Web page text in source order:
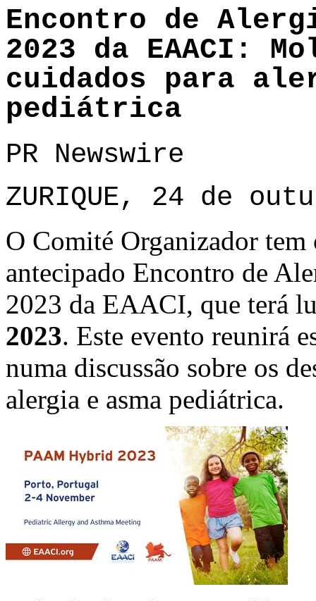
Encontro de
2023 da EAACI:
cuidados para
pediátrica
PR Newswire
ZURIQUE, 24 de
O Comité Organizador
antecipado Encontro de
2023 da EAACI, que terá
2023. Este evento reunirá
numa discussão sobre os
alergia e asma pediátrica.